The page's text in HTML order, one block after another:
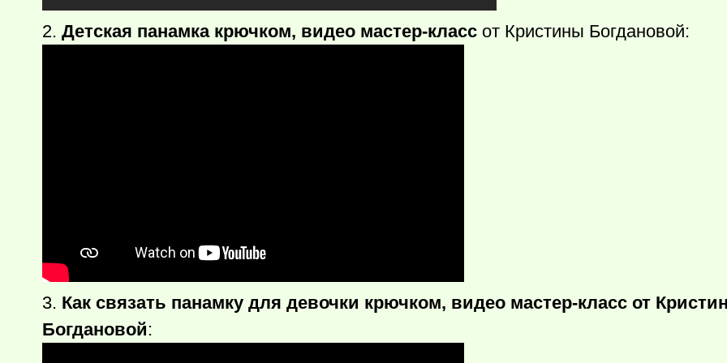
2. Детская панамка крючком, видео мастер-класс от Кристины Богдановой:
3. Как связать панамку для девочки крючком, видео мастер-класс от
Богдановой: